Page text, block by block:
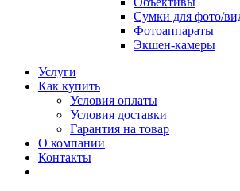
Сумки для фото/
Фотоаппараты
Экшен-камеры
Услуги
Как купить
Условия оплаты
Условия доставки
Гарантия на товар
О компании
Контакты